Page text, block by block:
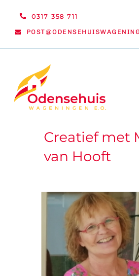
0317 358 711
WELKOM
VRIJWILLIGERS & STAGIAIRES
Creatief met
van Hooft